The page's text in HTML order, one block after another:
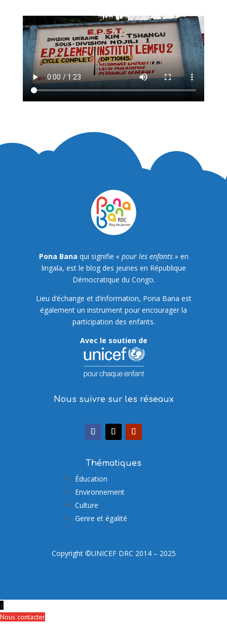
Pona Bana qui signifie « pour les enfants » en
lingala, est le blog des jeunes en République
Démocratique du Congo.
Lieu d’échange et d’information, Pona Bana est
également un instrument pour encourager la
participation des enfants.
Avec le soutien de
Nous suivre sur les réseaux
Thématiques
Éducation
Environnement
Culture
Genre et égalité
Copyright ©UNICEF DRC 2014 – 2025
↓
Nous contacter